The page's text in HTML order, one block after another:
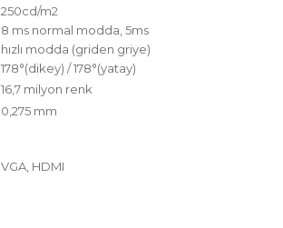
250cd/m2
8 ms normal modda, 5ms
hızlı modda (griden griye)
178°(dikey) / 178°(yatay)
16,7 milyon renk
0,275 mm
VGA, HDMI